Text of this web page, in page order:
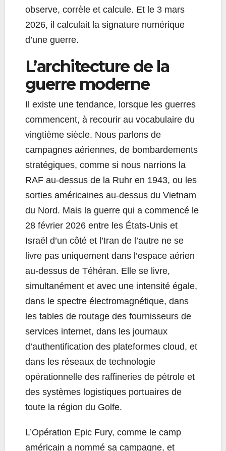
observe, corrèle et calcule. Et le 3 mars
2026, il calculait la signature numérique
d’une guerre.
L’architecture de la
guerre moderne
Il existe une tendance, lorsque les guerres
commencent, à recourir au vocabulaire du
vingtième siècle. Nous parlons de
campagnes aériennes, de bombardements
stratégiques, comme si nous narrions la
RAF au-dessus de la Ruhr en 1943, ou les
sorties américaines au-dessus du Vietnam
du Nord. Mais la guerre qui a commencé le
28 février 2026 entre les États-Unis et
Israël d’un côté et l’Iran de l’autre ne se
livre pas uniquement dans l’espace aérien
au-dessus de Téhéran. Elle se livre,
simultanément et avec une intensité égale,
dans le spectre électromagnétique, dans
les tables de routage des fournisseurs de
services internet, dans les journaux
d’authentification des plateformes cloud, et
dans les réseaux de technologie
opérationnelle des raffineries de pétrole et
des systèmes logistiques portuaires de
toute la région du Golfe.
L’Opération Epic Fury, comme le camp
américain a nommé sa campagne, et